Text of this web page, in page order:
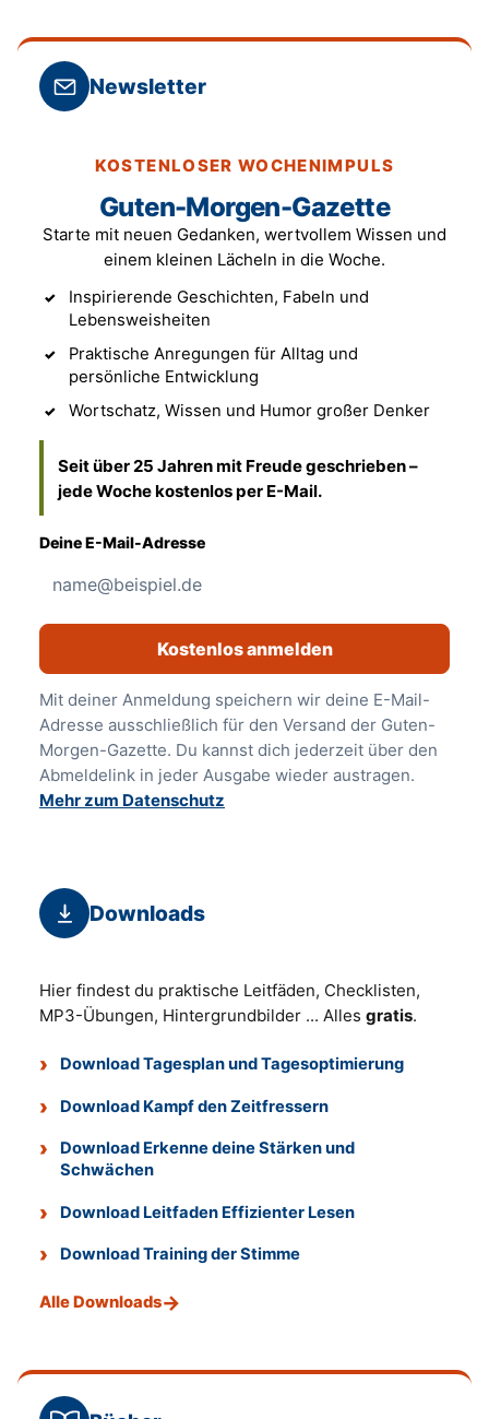
Newsletter
KOSTENLOSER WOCHENIMPULS
Guten-Morgen-Gazette
Starte mit neuen Gedanken, wertvollem Wissen und
einem kleinen Lächeln in die Woche.
Inspirierende Geschichten, Fabeln und
Lebensweisheiten
Praktische Anregungen für Alltag und
persönliche Entwicklung
Wortschatz, Wissen und Humor großer Denker
Seit über 25 Jahren mit Freude geschrieben –
jede Woche kostenlos per E-Mail.
Deine E-Mail-Adresse
Kostenlos anmelden
Mit deiner Anmeldung speichern wir deine E-Mail-
Adresse ausschließlich für den Versand der Guten-
Morgen-Gazette. Du kannst dich jederzeit über den
Abmeldelink in jeder Ausgabe wieder austragen.
Mehr zum Datenschutz
Downloads
Hier findest du praktische Leitfäden, Checklisten,
MP3-Übungen, Hintergrundbilder ... Alles gratis.
Download Tagesplan und Tagesoptimierung
Download Kampf den Zeitfressern
Download Erkenne deine Stärken und
Schwächen
Download Leitfaden Effizienter Lesen
Download Training der Stimme
Alle Downloads